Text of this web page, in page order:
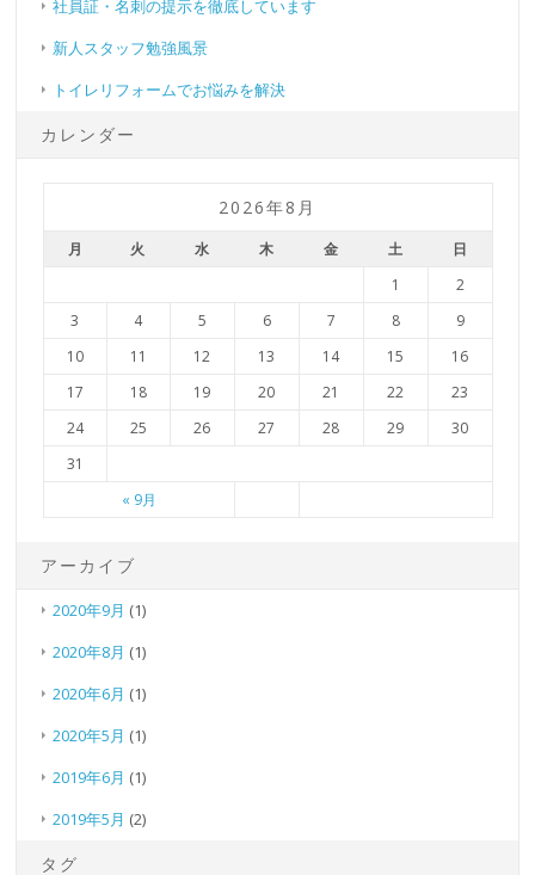
社員証・名刺の提示を徹底しています
新人スタッフ勉強風景
トイレリフォームでお悩みを解決
カレンダー
2026年8月
月 火 水 木 金 土 日
« 9月
1
2
3
4 5 6 7 8
9
10
11 12 13 14 15
16
17
18 19 20 21 22
23
24
25 26 27 28 29
30
31
アーカイブ
2020年9月 (1)
2020年8月 (1)
2020年6月 (1)
2020年5月 (1)
2019年6月 (1)
2019年5月 (2)
タグ